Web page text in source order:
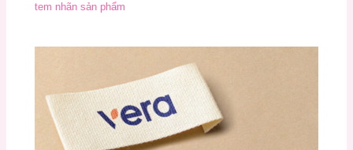
tem nhãn sản phẩm